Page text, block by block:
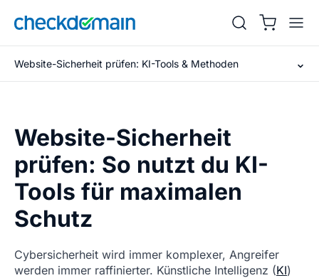
Website-Sicherheit prüfen: KI-Tools & Methoden
Website-Sicherheit
prüfen: So nutzt du KI-
Tools für maximalen
Schutz
Cybersicherheit wird immer komplexer, Angreifer
werden immer raffinierter. Künstliche Intelligenz (KI)